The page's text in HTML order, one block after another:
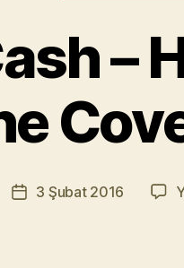
–
yazarı
z
M
Yazı3 Şubat 2016